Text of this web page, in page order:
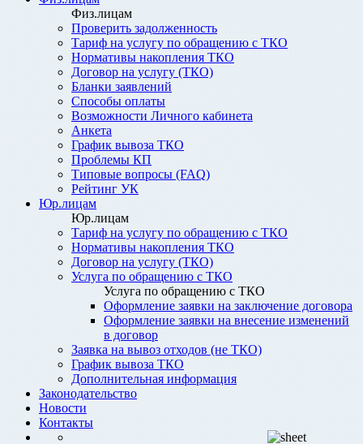
Физ.лицам
Проверить задолженность
Тариф на услугу по обращению с ТКО
Нормативы накопления ТКО
Договор на услугу (ТКО)
Бланки заявлений
Способы оплаты
Возможности Личного кабинета
Анкета
График вывоза ТКО
Проблемы КП
Типовые вопросы (FAQ)
Рейтинг УК
Юр.лицам
Юр.лицам
Тариф на услугу по обращению с ТКО
Нормативы накопления ТКО
Договор на услугу (ТКО)
Услуга по обращению с ТКО
Услуга по обращению с ТКО
Оформление заявки на заключение договора
Оформление заявки на внесение изменений
в договор
Заявка на вывоз отходов (не ТКО)
График вывоза ТКО
Дополнительная информация
Законодательство
Новости
Контакты